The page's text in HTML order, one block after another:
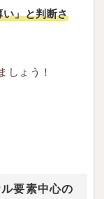
」と判断さ
しょう！
要素中心の